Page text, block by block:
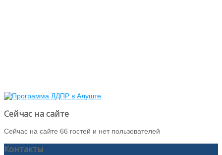
Сейчас на сайте
Сейчас на сайте 66 гостей и нет пользователей
Контакты